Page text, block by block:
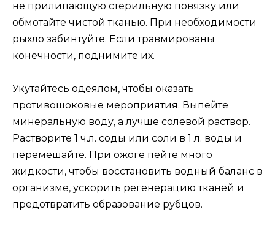
не прилипающую стерильную повязку или
обмотайте чистой тканью. При необходимости
рыхло забинтуйте. Если травмированы
конечности, поднимите их.
Укутайтесь одеялом, чтобы оказать
противошоковые мероприятия. Выпейте
минеральную воду, а лучше солевой раствор.
Растворите 1 ч.л. соды или соли в 1 л. воды и
перемешайте. При ожоге пейте много
жидкости, чтобы восстановить водный баланс в
организме, ускорить регенерацию тканей и
предотвратить образование рубцов.